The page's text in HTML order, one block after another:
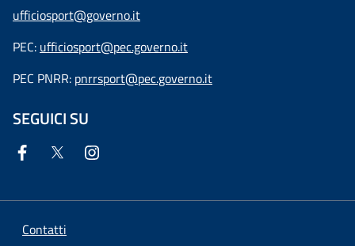
ufficiosport@governo.it
PEC: ufficiosport@pec.governo.it
PEC PNRR: pnrrsport@pec.governo.it
SEGUICI SU
Contatti